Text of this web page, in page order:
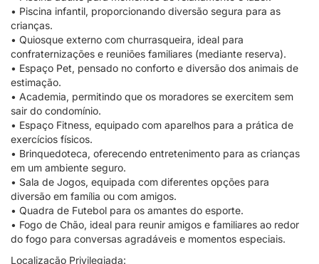
• Piscina infantil, proporcionando diversão segura para as
crianças.
• Quiosque externo com churrasqueira, ideal para
confraternizações e reuniões familiares (mediante reserva).
• Espaço Pet, pensado no conforto e diversão dos animais de
estimação.
• Academia, permitindo que os moradores se exercitem sem
sair do condomínio.
• Espaço Fitness, equipado com aparelhos para a prática de
exercícios físicos.
• Brinquedoteca, oferecendo entretenimento para as crianças
em um ambiente seguro.
• Sala de Jogos, equipada com diferentes opções para
diversão em família ou com amigos.
• Quadra de Futebol para os amantes do esporte.
• Fogo de Chão, ideal para reunir amigos e familiares ao redor
do fogo para conversas agradáveis e momentos especiais.
Localização Privilegiada: